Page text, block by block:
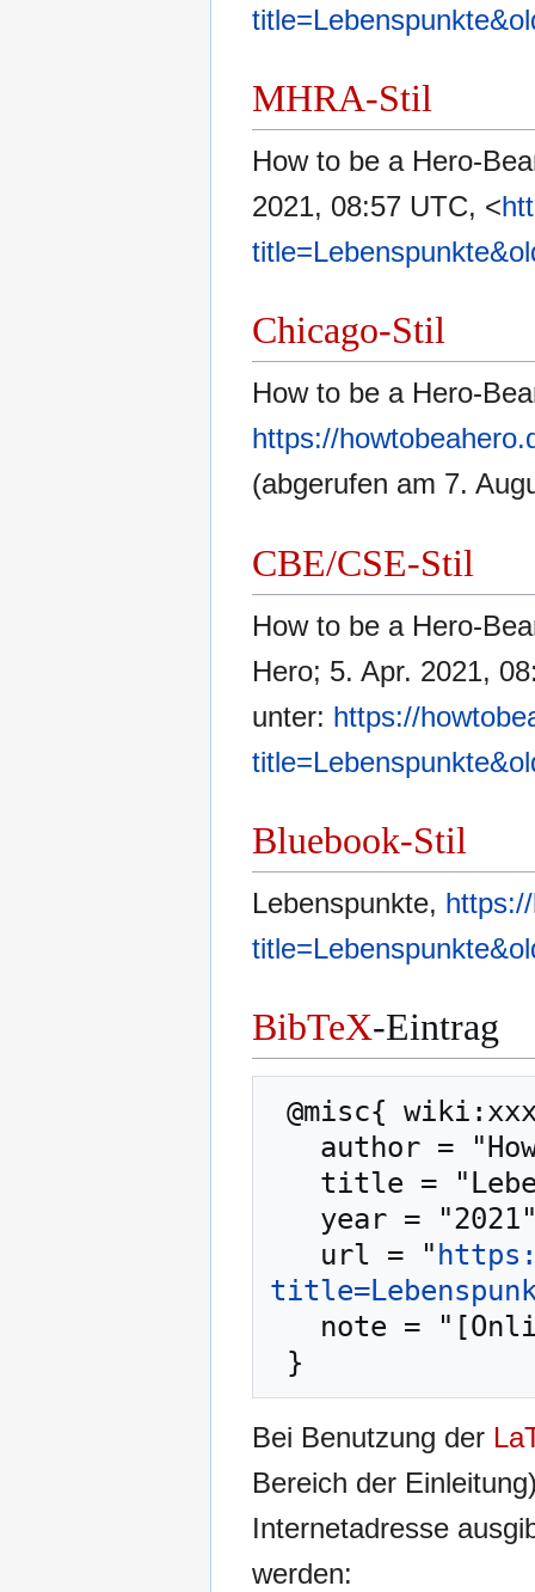
MHRA-Stil
How to be a Hero-
2021, 08:57 UTC, <
Chicago-Stil
How to be a Hero-
https://
(abgerufen am 7.
CBE/CSE-Stil
How to be a Hero-
Hero; 5. Apr. 2021,
unter: https://
Bluebook-Stil
Lebenspunkte,
BibTeX-Eintrag
   url = "
Bei Benutzung der
Bereich der
Internetadresse
werden: